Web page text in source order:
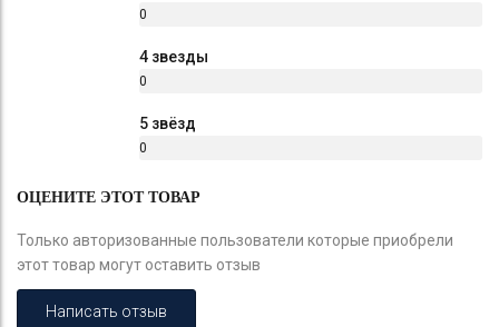
0
4 звезды
0
5 звёзд
0
ОЦЕНИТЕ ЭТОТ ТОВАР
Только авторизованные пользователи которые приобрели
этот товар могут оставить отзыв
Написать отзыв